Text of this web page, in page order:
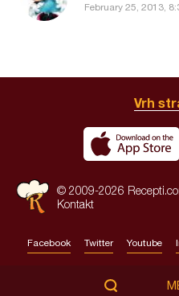
February 25, 2013,
Vrh
© 2009-2026
Kontakt
Facebook Twitter Youtube